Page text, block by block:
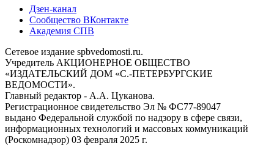
Дзен-канал
Сообщество ВКонтакте
Академия СПВ
Сетевое издание spbvedomosti.ru.
Учредитель АКЦИОНЕРНОЕ ОБЩЕСТВО
«ИЗДАТЕЛЬСКИЙ ДОМ «С.-ПЕТЕРБУРГСКИЕ
ВЕДОМОСТИ».
Главный редактор - А.А. Цуканова.
Регистрационное свидетельство Эл № ФС77-89047
выдано Федеральной службой по надзору в сфере связи,
информационных технологий и массовых коммуникаций
(Роскомнадзор) 03 февраля 2025 г.